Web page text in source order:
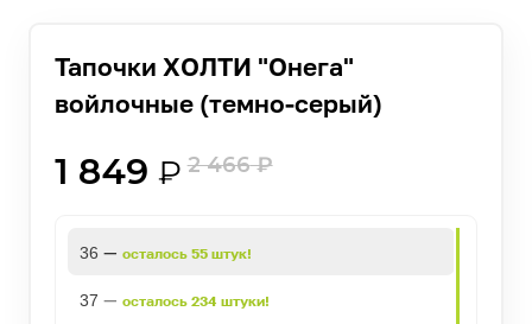
Тапочки ХОЛТИ "Онега"
войлочные (темно-серый)
1 849 ₽ 2 466₽
36 — осталось 55 штук!
37 — осталось 234 штуки!